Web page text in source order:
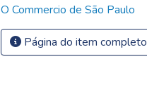
O Commercio de São Paulo
Página do item completo